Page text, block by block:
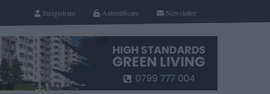
Newsletter
Autentificare
Inregistrare